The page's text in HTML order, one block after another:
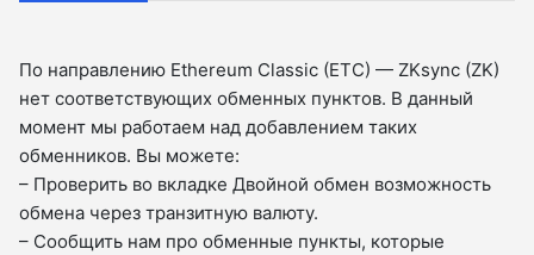
По направлению Ethereum Classic (ETC) — ZKsync (ZK)
нет соответствующих обменных пунктов. В данный
момент мы работаем над добавлением таких
обменников. Вы можете:
– Проверить во вкладкe Двойной обмен возможность
обмена через транзитную валюту.
– Сообщить нам про обменные пункты, которые